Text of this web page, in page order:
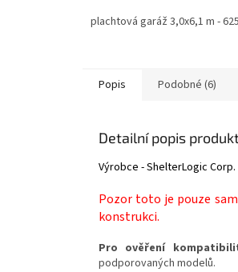
plachtová garáž 3,0x6,1 m -
Popis Podobné (6)
Detailní popis
Výrobce - ShelterLogic Corp.
Pozor toto je pouze
konstrukci.
Pro ověření
podporovaných modelů.